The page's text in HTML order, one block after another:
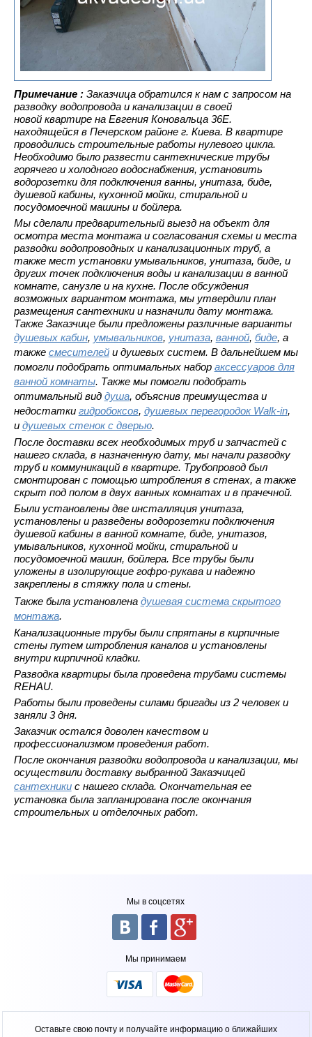
Примечание : Заказчица обратился к нам с запросом на
разводку водопровода и канализации в своей
новой квартире на Евгения Коновальца 36Е.
находящейся в Печерском районе г. Киева. В квартире
проводились строительные работы нулевого цикла.
Необходимо было развести сантехнические трубы
горячего и холодного водоснабжения, установить
водорозетки для подключения ванны, унитаза, биде,
душевой кабины, кухонной мойки, стиральной и
посудомоечной машины и бойлера.
Мы сделали предварительный выезд на объект для
осмотра места монтажа и согласования схемы и места
разводки водопроводных и канализационных труб, а
также мест установки умывальников, унитаза, биде, и
других точек подключения воды и канализации в ванной
комнате, санузле и на кухне. После обсуждения
возможных вариантом монтажа, мы утвердили план
размещения сантехники и назначили дату монтажа.
Также Заказчице были предложены различные варианты
душевых кабин, умывальников, унитаза, ванной, биде, а
также смесителейи душевых систем. В дальнейшем мы
помогли подобрать оптимальных набор аксессуаров для
ванной комнаты. Также мы помогли подобрать
оптимальный вид душа, объяснив преимущества и
недостатки гидробоксов, душевых перегородок Walk-in,
и душевых стенок с дверью.
После доставки всех необходимых труб и запчастей с
нашего склада, в назначенную дату, мы начали разводку
труб и коммуникаций в квартире. Трубопровод был
смонтирован с помощью штробления в стенах, а также
скрыт под полом в двух ванных комнатах и в прачечной.
Были установлены две инсталляция унитаза,
установлены и разведены водорозетки подключения
душевой кабины в ванной комнате, биде, унитазов,
умывальников, кухонной мойки, стиральной и
посудомоечной машин, бойлера. Все трубы были
уложены в изолирующие гофро-рукава и надежно
закреплены в стяжку пола и стены.
Также была установлена душевая система скрытого
монтажа.
Канализационные трубы были спрятаны в кирпичные
стены путем штробления каналов и установлены
внутри кирпичной кладки.
Разводка квартиры была проведена трубами системы
REHAU.
Работы были проведены силами бригады из 2 человек и
заняли 3 дня.
Заказчик остался доволен качеством и
профессионализмом проведения работ.
После окончания разводки водопровода и канализации, мы
осуществили доставку выбранной Заказчицей
сантехникис нашего склада. Окончательная ее
установка была запланирована после окончания
строительных и отделочных работ.
Мы в соцсетях
Мы принимаем
Оставьте свою почту и получайте информацию о ближайших